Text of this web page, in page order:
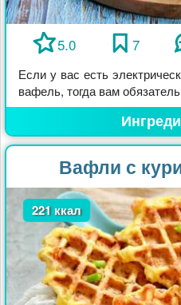
5.0 7
Если у вас есть
вафель, тогда вам
Вафли с
221 ккал